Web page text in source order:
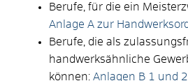
Berufe, für die ein
Anlage A zur
Berufe, die als
handwerksähnliche
können: Anlagen B 1 und